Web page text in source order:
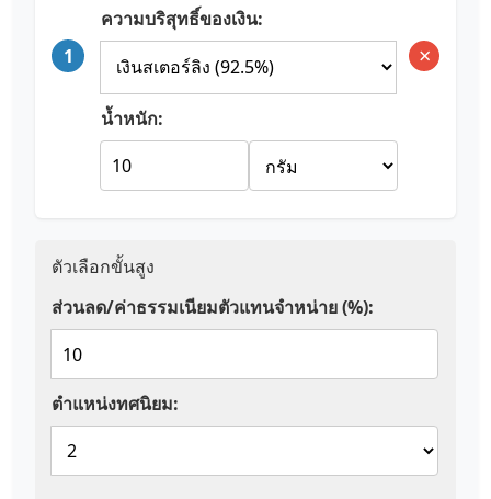
1
ความบริสุทธิ์ของเงิน:
น้ำหนัก:
×
ตัวเลือกขั้นสูง
ส่วนลด/ค่าธรรมเนียมตัวแทนจำหน่าย (%):
ตำแหน่งทศนิยม: